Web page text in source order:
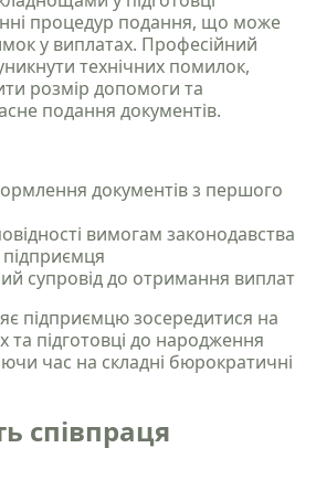
процедур подання, що може
у виплатах. Професійний
технічних помилок,
розмір допомоги та
подання документів.
документів з першого
вимогам законодавства
супровід до отримання виплат
підприємцю зосередитися на
та підготовці до народження
час на складні бюрократичні
співпраця